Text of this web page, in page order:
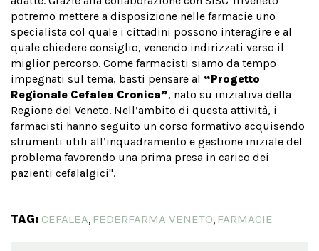
potremo mettere a disposizione nelle farmacie uno
specialista col quale i cittadini possono interagire e al
quale chiedere consiglio, venendo indirizzati verso il
miglior percorso. Come farmacisti siamo da tempo
impegnati sul tema, basti pensare al “Progetto
Regionale Cefalea Cronica”, nato su iniziativa della
Regione del Veneto. Nell’ambito di questa attività, i
farmacisti hanno seguito un corso formativo acquisendo
strumenti utili all’inquadramento e gestione iniziale del
problema favorendo una prima presa in carico dei
pazienti cefalalgici".
TAG: CEFALEA, FEDERFARMA VENETO, FARMACIE